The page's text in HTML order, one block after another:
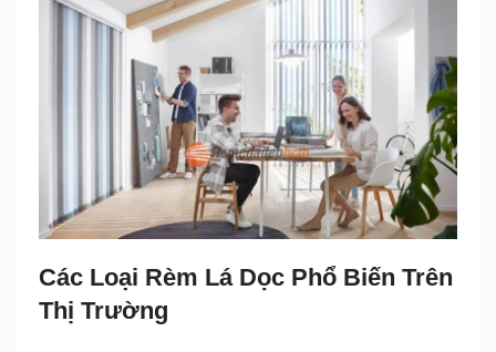
Các Loại Rèm Lá Dọc Phổ Biến Trên
Thị Trường